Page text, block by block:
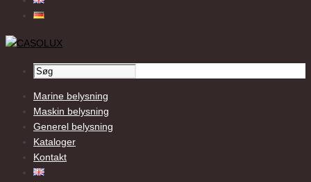
Marine belysning
Maskin belysning
Generel belysning
Kataloger
Kontakt